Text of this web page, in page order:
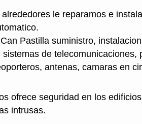
le reparamos e
Pastilla suministro,
sistemas de telecomunicaciones,
antenas, camaras en
ofrece seguridad en los
intrusas.